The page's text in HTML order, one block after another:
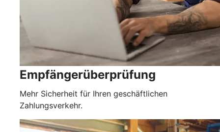
Empfängerüberprüfung
Mehr Sicherheit für Ihren geschäftlichen
Zahlungsverkehr.